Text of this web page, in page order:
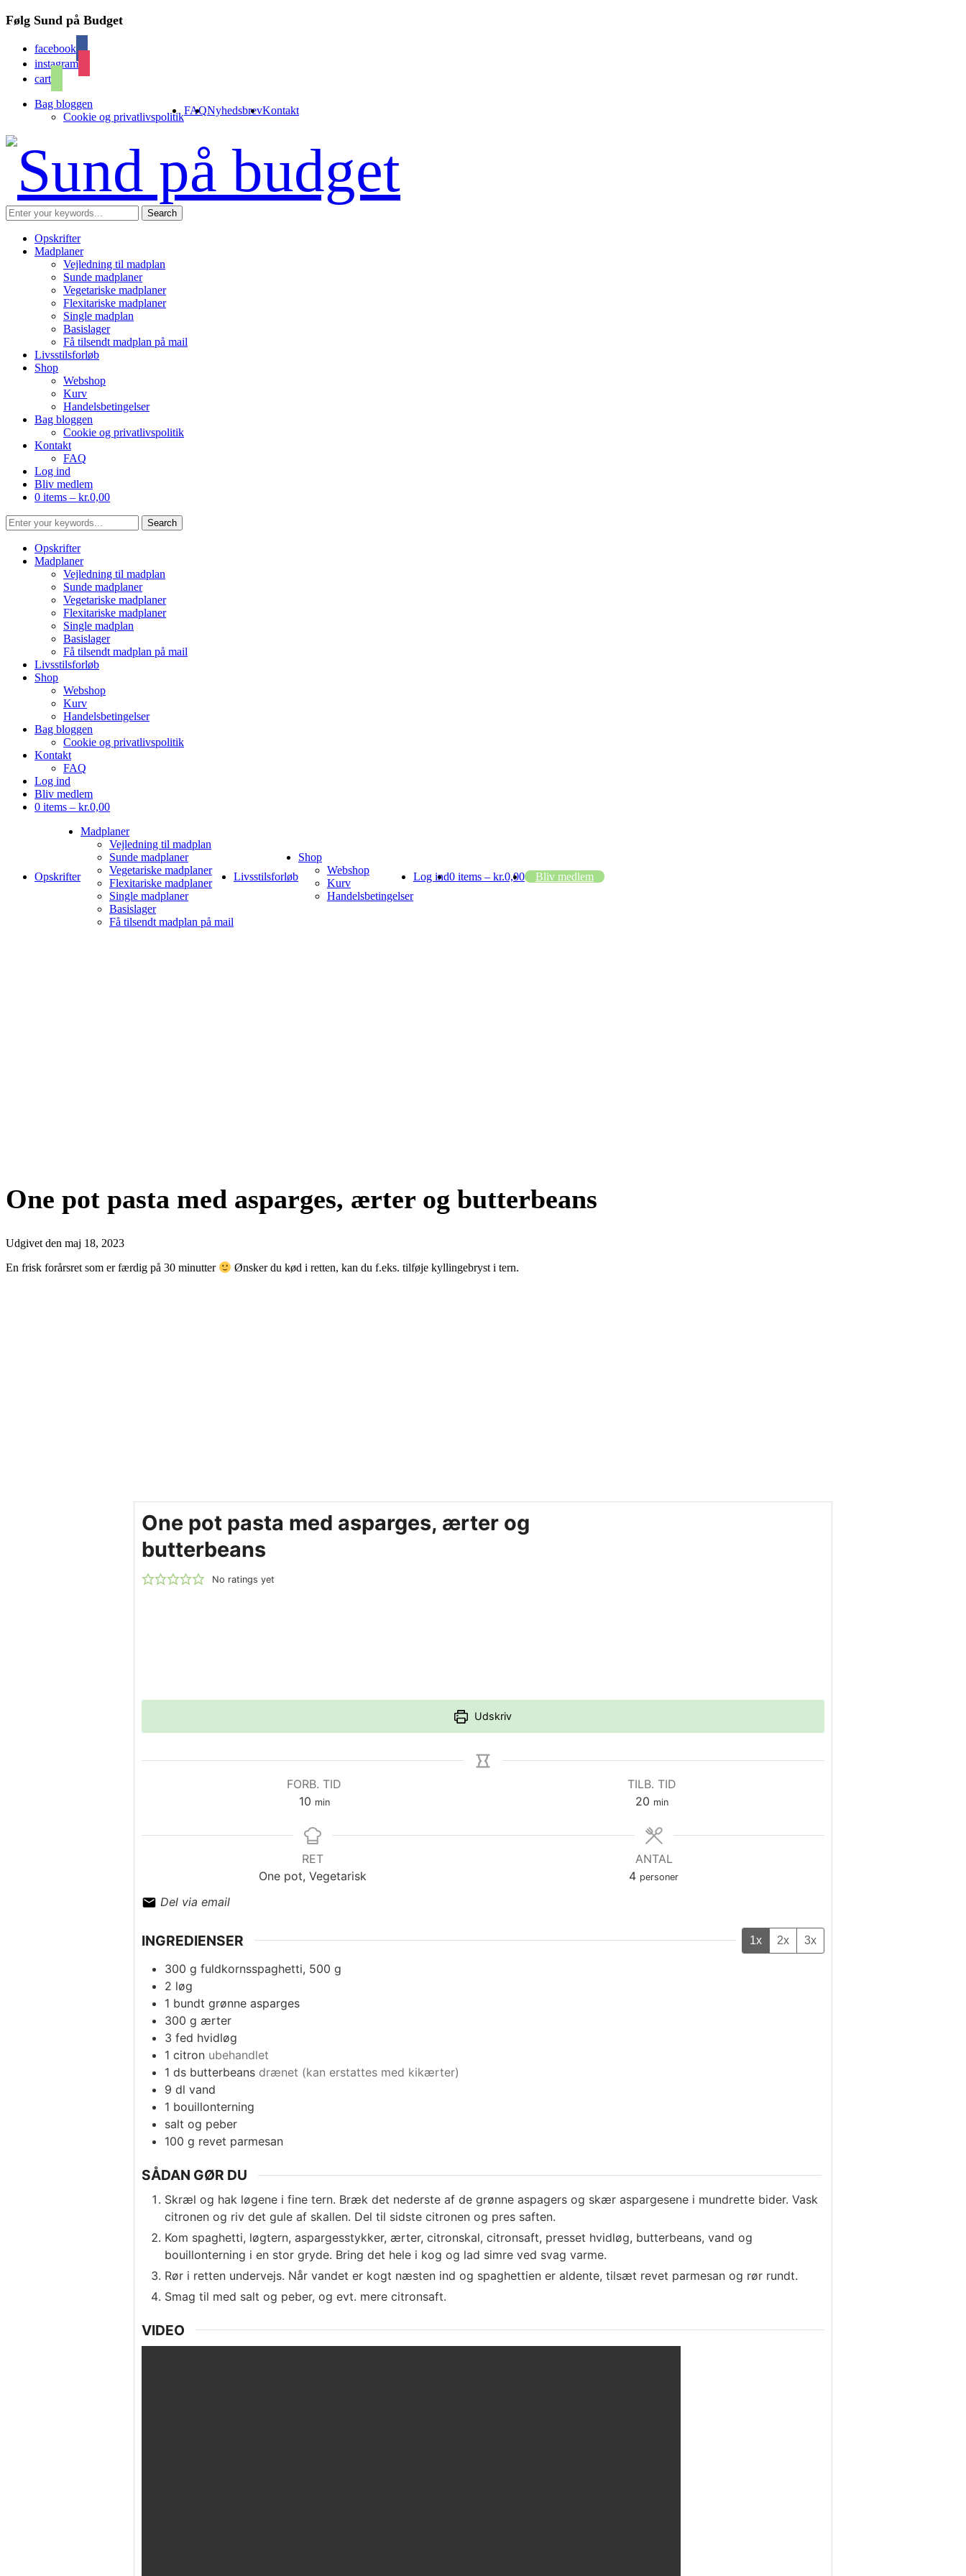
Følg Sund på Budget
facebook
instagram
cart
Bag bloggen
Cookie og privatlivspolitik
FAQNyhedsbrevKontakt
Opskrifter
Madplaner
Vejledning til madplan
Sunde madplaner
Vegetariske madplaner
Flexitariske madplaner
Single madplan
Basislager
Få tilsendt madplan på mail
Livsstilsforløb
Shop
Webshop
Kurv
Handelsbetingelser
Bag bloggen
Cookie og privatlivspolitik
Kontakt
FAQ
Log ind
Bliv medlem
0 items – kr.0,00
Opskrifter
Madplaner
Vejledning til madplan
Sunde madplaner
Vegetariske madplaner
Flexitariske madplaner
Single madplan
Basislager
Få tilsendt madplan på mail
Livsstilsforløb
Shop
Webshop
Kurv
Handelsbetingelser
Bag bloggen
Cookie og privatlivspolitik
Kontakt
FAQ
Log ind
Bliv medlem
0 items – kr.0,00
Opskrifter
Madplaner
Vejledning til madplan
Sunde madplaner
Vegetariske madplaner
Flexitariske madplaner
Single madplaner
Basislager
Få tilsendt madplan på mail
Livsstilsforløb
Shop
Webshop
Kurv
Handelsbetingelser
Log ind Bliv medlem
0 items – kr.0,00
One pot pasta med asparges, ærter og butterbeans
Udgivet den maj 18, 2023
En frisk forårsret som er færdig på 30 minutter Ønsker du kød i retten, kan du f.eks. tilføje kyllingebryst i tern.
One pot pasta med asparges, ærter og
butterbeans
No ratings yet
Udskriv
FORB. TID
10minutter
min
TILB. TID
20 minutter
min
RET
One pot, Vegetarisk
ANTAL
4 personer
Del via email
INGREDIENSER 1x 2x 3x
300 g fuldkornsspaghetti, 500 g
2 løg
1 bundt grønne asparges
300 g ærter
3 fed hvidløg
1 citron ubehandlet
1 ds butterbeans drænet (kan erstattes med kikærter)
9 dl vand
1 bouillonterning
salt og peber
100 g revet parmesan
SÅDAN GØR DU
Skræl og hak løgene i fine tern. Bræk det nederste af de grønne aspagers og skær aspargesene i mundrette bider. Vask
citronen og riv det gule af skallen. Del til sidste citronen og pres saften.
Kom spaghetti, løgtern, aspargesstykker, ærter, citronskal, citronsaft, presset hvidløg, butterbeans, vand og
bouillonterning i en stor gryde. Bring det hele i kog og lad simre ved svag varme.
Rør i retten undervejs. Når vandet er kogt næsten ind og spaghettien er aldente, tilsæt revet parmesan og rør rundt.
Smag til med salt og peber, og evt. mere citronsaft.
VIDEO